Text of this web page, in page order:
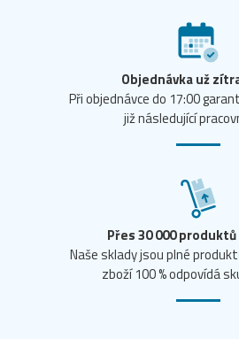
Objednávka už
Při objednávce do 17:00
již následující
Přes 30 000
Naše sklady jsou plné
zboží 100 % odpovídá